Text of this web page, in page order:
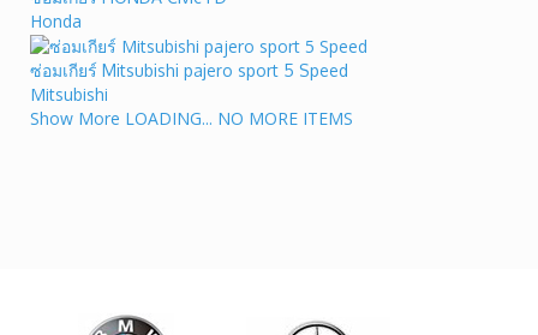
Honda
ซ่อมเกียร์ Mitsubishi pajero sport 5 Speed
Mitsubishi
Show More LOADING... NO MORE ITEMS